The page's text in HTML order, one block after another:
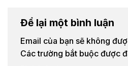
Để lại một bình luận
Email của bạn sẽ không
Các trường bắt buộc được